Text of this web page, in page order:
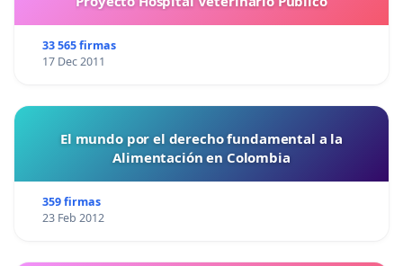
33 565 firmas
17 Dec 2011
El mundo por el derecho fundamental a la
Alimentación en Colombia
359 firmas
23 Feb 2012